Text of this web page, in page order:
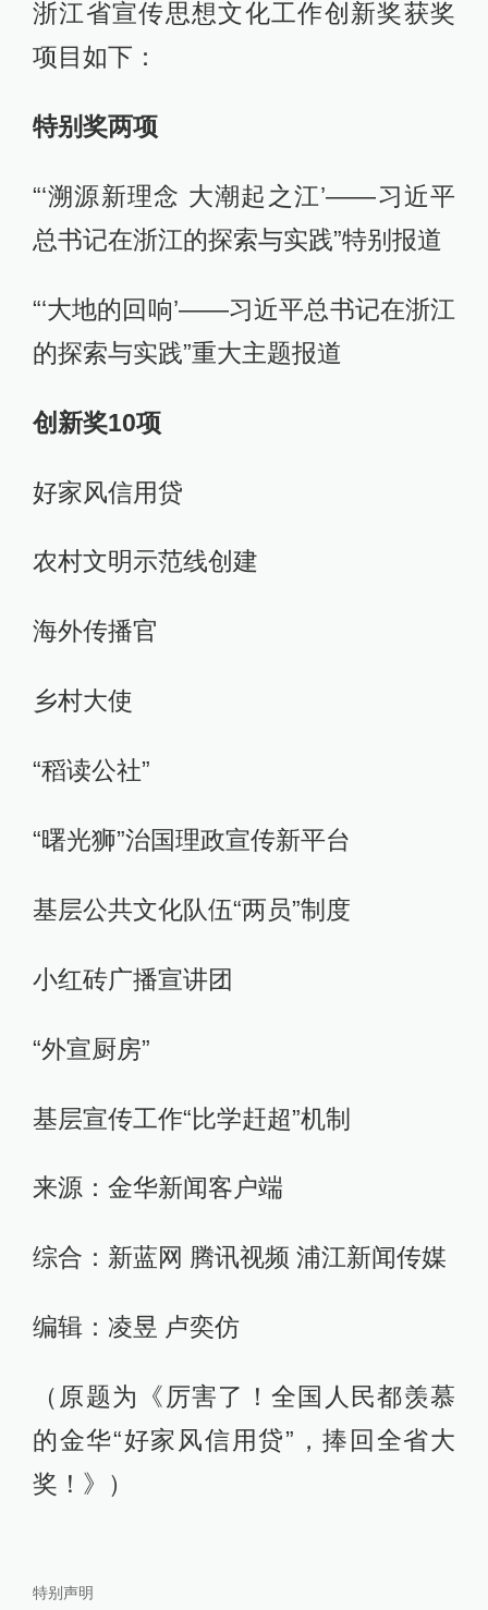
浙江省宣传思想文化工作创新奖获奖
项目如下：
特别奖两项
“‘溯源新理念 大潮起之江’——习近平
总书记在浙江的探索与实践”特别报道
“‘大地的回响’——习近平总书记在浙江
的探索与实践”重大主题报道
创新奖10项
好家风信用贷
农村文明示范线创建
海外传播官
乡村大使
“稻读公社”
“曙光狮”治国理政宣传新平台
基层公共文化队伍“两员”制度
小红砖广播宣讲团
“外宣厨房”
基层宣传工作“比学赶超”机制
来源：金华新闻客户端
综合：新蓝网 腾讯视频 浦江新闻传媒
编辑：凌昱 卢奕仿
（原题为《厉害了！全国人民都羡慕
的金华“好家风信用贷”，捧回全省大
奖！》）
特别声明